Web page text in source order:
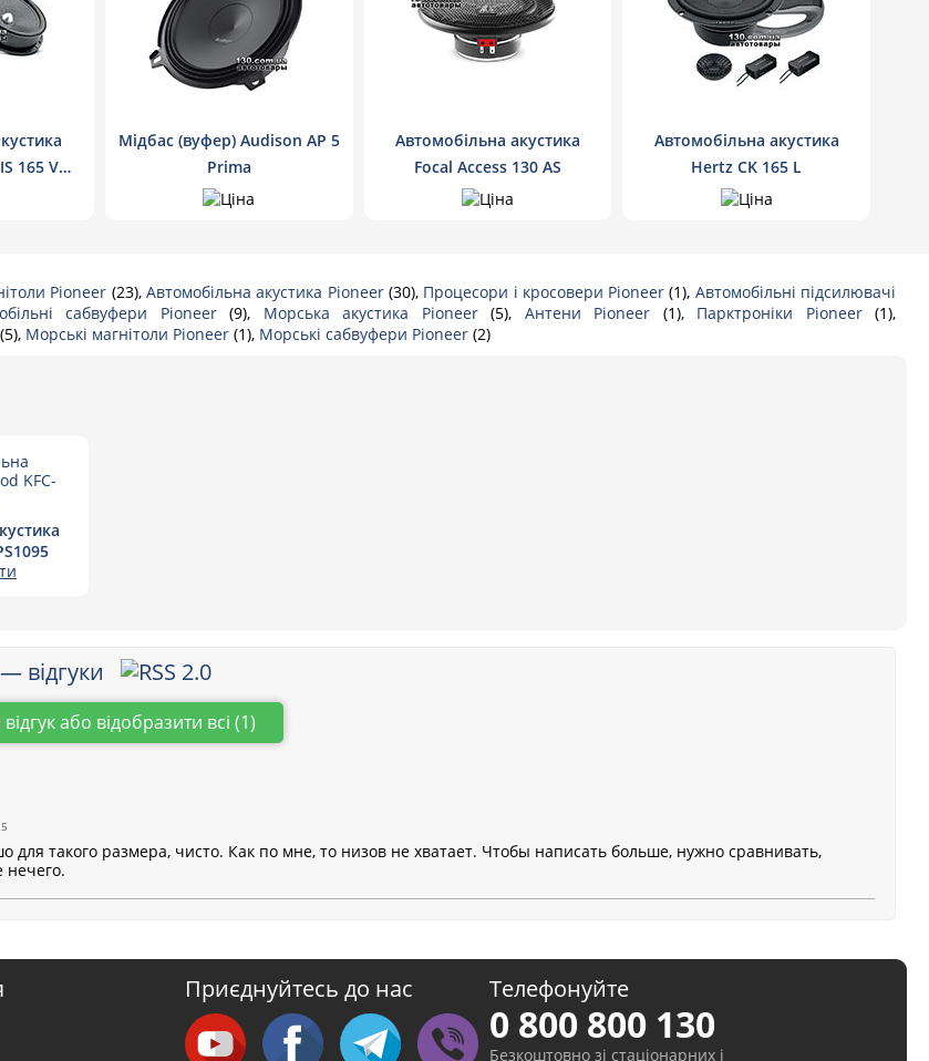
165 VW
Мідбас (вуфер) Audison AP 5
Prima
Автомобільна акустика
Focal Access 130 AS
Автомобільна акустика
Hertz CK 165 L
Pioneer (23),Автомобільна акустика Pioneer (30), Процесори і кросовери Pioneer(1), Автомобільні підсилювачі
сабвуфери Pioneer (9), Морська акустика Pioneer (5), Антени Pioneer (1), Парктроніки Pioneer (1),
(5), Морські магнітоли Pioneer (1), Морські сабвуфери Pioneer (2)
відгуки
або відобразити всі (1)
для такого размера, чисто. Как по мне, то низов не хватает. Чтобы написать больше, нужно сравнивать,
нечего.
Приєднуйтесь до нас Телефонуйте
0 800 800 130
Безкоштовно зі стаціонарних і